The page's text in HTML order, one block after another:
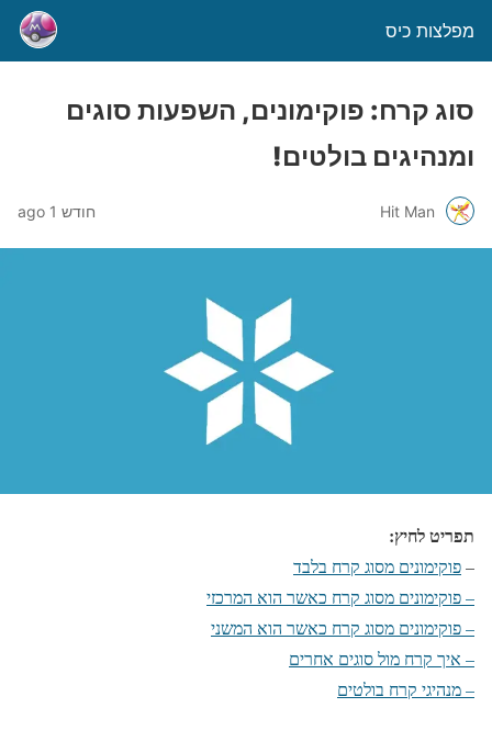
מפלצות כיס
סוג קרח: פוקימונים, השפעות סוגים
ומנהיגים בולטים!
Hit Man חודש 1 ago
תפריט לחיץ:
–פוקימונים מסוג קרח בלבד
–פוקימונים מסוג קרח כאשר הוא המרכזי
–פוקימונים מסוג קרח כאשר הוא המשני
– איך קרח מול סוגים אחרים
–מנהיגי קרח בולטים